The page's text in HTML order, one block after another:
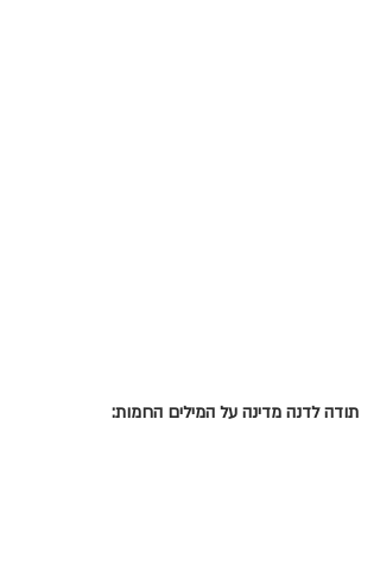
תודה לדנה מדינה על המילים החמות: